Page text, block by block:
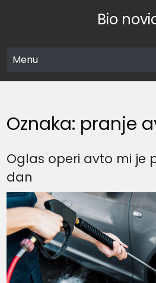
Bio
Menu
Oznaka: pranje
Oglas operi avto mi je
dan